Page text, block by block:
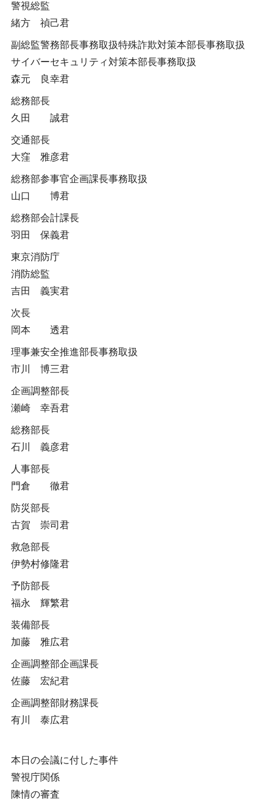
警視総監
緒方 禎己君
副総監警務部長事務取扱特殊詐欺対策本部長事務取扱
サイバーセキュリティ対策本部長事務取扱
森元 良幸君
総務部長
久田 誠君
交通部長
大窪 雅彦君
総務部参事官企画課長事務取扱
山口 博君
総務部会計課長
羽田 保義君
東京消防庁
消防総監
吉田 義実君
次長
岡本 透君
理事兼安全推進部長事務取扱
市川 博三君
企画調整部長
瀬崎 幸吾君
総務部長
石川 義彦君
人事部長
門倉 徹君
防災部長
古賀 崇司君
救急部長
伊勢村修隆君
予防部長
福永 輝繁君
装備部長
加藤 雅広君
企画調整部企画課長
佐藤 宏紀君
企画調整部財務課長
有川 泰広君
本日の会議に付した事件
警視庁関係
陳情の審査